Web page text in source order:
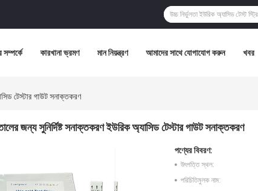
কারখানা ভ্রমণ মান নিয়ন্ত্রণ আমাদের সাথে যোগাযোগ করুন খবর
টেস্টার গাউট সনাক্তকরণ
জন্য সুনির্দিষ্ট সনাক্তকরণ ইউরিক অ্যাসিড টেস্টার গাউট সনাক্তকরণ
পণ্যের বিবরণ:
উৎপত্তি স্থল:
পরিচিতিমুলক নাম: